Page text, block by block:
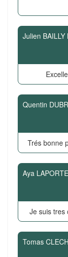
Julien BAILLY
Quentin
Trés bonne
Aya LAPORTE
Je suis tres
Tomas CLECH